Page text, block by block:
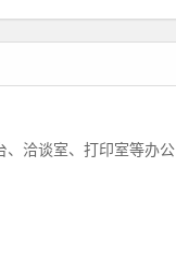
、洽谈室、打印室等办公